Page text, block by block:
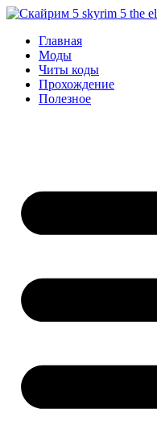
Перейти
содержимому
Главная
Моды
Читы коды
Прохождение
Полезное